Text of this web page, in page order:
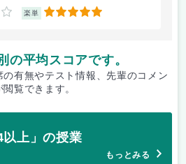
楽単 5
の平均スコアです。
有無やテスト情報、先輩のコメン
閲覧できます。
上」の授業
もっとみる